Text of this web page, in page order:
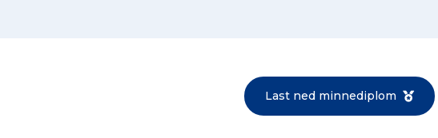
Last ned minnediplom
Norsk bokmål